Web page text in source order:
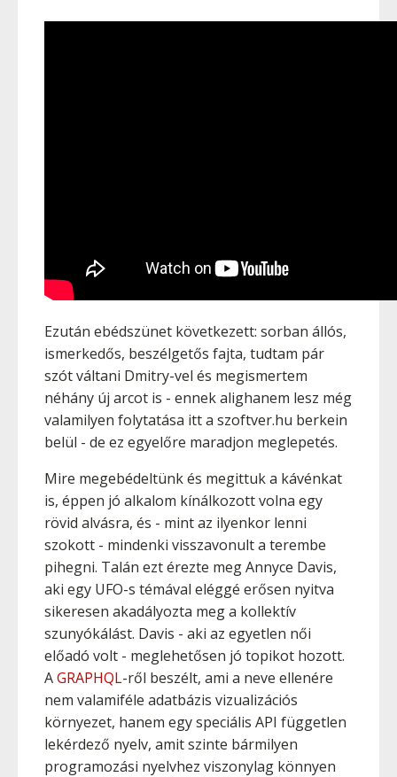
Ezután ebédszünet következett: sorban állós,
ismerkedős, beszélgetős fajta, tudtam pár
szót váltani Dmitry-vel és megismertem
néhány új arcot is - ennek alighanem lesz még
valamilyen folytatása itt a szoftver.hu berkein
belül - de ez egyelőre maradjon meglepetés.
Mire megebédeltünk és megittuk a kávénkat
is, éppen jó alkalom kínálkozott volna egy
rövid alvásra, és - mint az ilyenkor lenni
szokott - mindenki visszavonult a terembe
pihegni. Talán ezt érezte meg Annyce Davis,
aki egy UFO-s témával eléggé erősen nyitva
sikeresen akadályozta meg a kollektív
szunyókálást. Davis - aki az egyetlen női
előadó volt - meglehetősen jó topikot hozott.
AGRAPHQL-ről beszélt, ami a neve ellenére
nem valamiféle adatbázis vizualizációs
környezet, hanem egy speciális API független
lekérdező nyelv, amit szinte bármilyen
programozási nyelvhez viszonylag könnyen